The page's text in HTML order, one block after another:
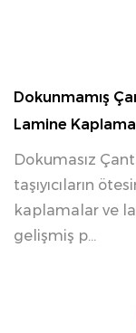
Dokunmamış
Lamine
Dokumasız
taşıyıcıların
kaplamalar ve
gelişmiş p...